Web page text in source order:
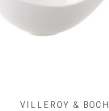
VILLEROY & BOCH